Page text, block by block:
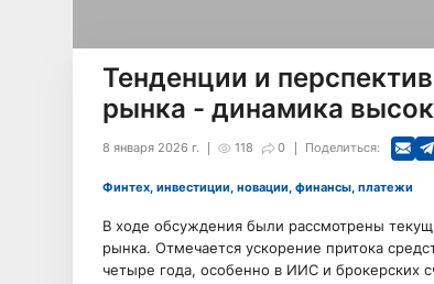
Тенденции и
рынка - динамика
118 0
8 января 2026 г. Поделиться:
Финтех, инвестиции, новации, финансы, платежи
В ходе обсуждения были рассмотрены
рынка. Отмечается ускорение притока
четыре года, особенно в ИИС и брокерских